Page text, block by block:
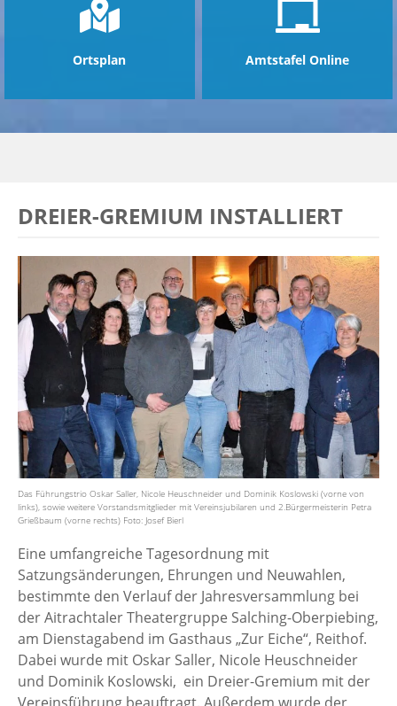
Ortsplan Amtstafel Online
DREIER-GREMIUM INSTALLIERT
Das Führungstrio Oskar Saller, Nicole Heuschneider und Dominik Koslowski (vorne von
links), sowie weitere Vorstandsmitglieder mit Vereinsjubilaren und 2.Bürgermeisterin Petra
Grießbaum (vorne rechts) Foto: Josef Bierl
Eine umfangreiche Tagesordnung mit
Satzungsänderungen, Ehrungen und Neuwahlen,
bestimmte den Verlauf der Jahresversammlung bei
der Aitrachtaler Theatergruppe Salching-Oberpiebing,
am Dienstagabend im Gasthaus „Zur Eiche“, Reithof.
Dabei wurde mit Oskar Saller, Nicole Heuschneider
und Dominik Koslowski, ein Dreier-Gremium mit der